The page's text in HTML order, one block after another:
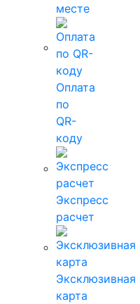
месте
Оплата
по
QR-
коду
Экспресс
расчет
Эксклюзивная
карта